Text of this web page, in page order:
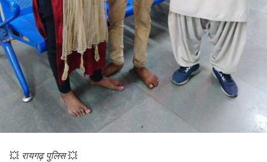
💥 रायगढ़ पुलिस💥